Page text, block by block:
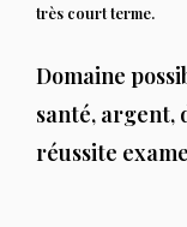
très court terme.
Domaine
santé, argent,
réussite